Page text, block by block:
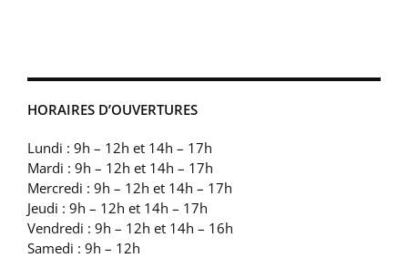
HORAIRES D’OUVERTURES
Lundi : 9h – 12h et 14h – 17h
Mardi : 9h – 12h et 14h – 17h
Mercredi : 9h – 12h et 14h – 17h
Jeudi : 9h – 12h et 14h – 17h
Vendredi : 9h – 12h et 14h – 16h
Samedi : 9h – 12h